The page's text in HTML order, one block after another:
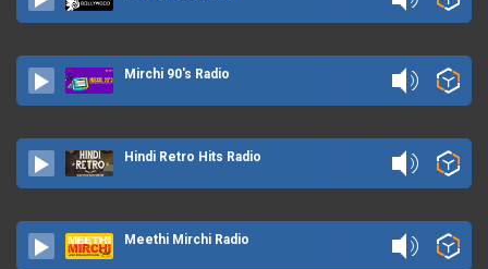
Mirchi 90's Radio
Hindi Retro Hits Radio
Meethi Mirchi Radio